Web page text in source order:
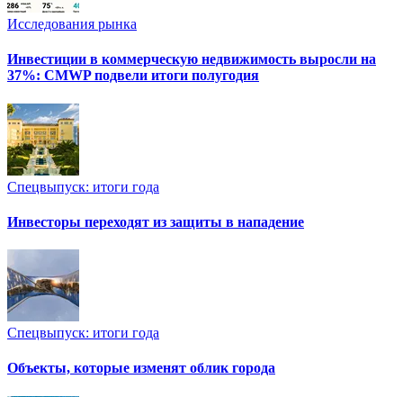
Исследования рынка
Инвестиции в коммерческую недвижимость выросли на
37%: CMWP подвели итоги полугодия
Спецвыпуск: итоги года
Инвесторы переходят из защиты в нападение
Спецвыпуск: итоги года
Объекты, которые изменят облик города